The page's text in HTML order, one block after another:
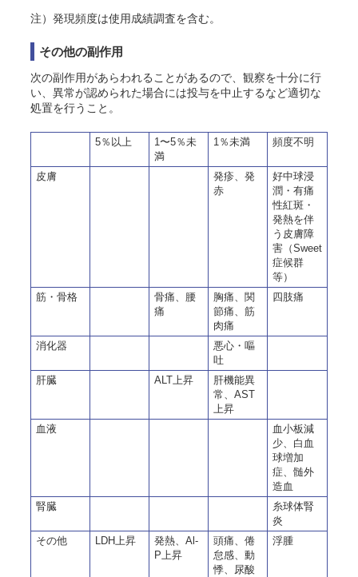
注）発現頻度は使用成績調査を含む。
その他の副作用
次の副作用があらわれることがあるので、観察を十分に行
い、異常が認められた場合には投与を中止するなど適切な
処置を行うこと。
5％以上
1〜5％未
満
1％未満 頻度不明
皮膚
発疹、発
赤
好中球浸
潤・有痛
性紅斑・
発熱を伴
う皮膚障
害（Sweet
症候群
等）
筋・骨格
骨痛、腰
痛
胸痛、関
節痛、筋
肉痛
四肢痛
消化器
悪心・嘔
吐
肝臓
ALT上昇
肝機能異
常、AST
上昇
血液
血小板減
少、白血
球増加
症、髄外
造血
腎臓
糸球体腎
炎
その他
LDH上昇
発熱、Al-
P上昇
頭痛、倦
怠感、動
悸、尿酸
浮腫